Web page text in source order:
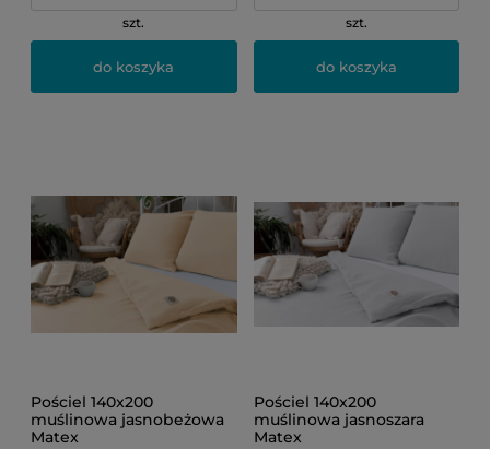
szt.
do koszyka
szt.
do koszyka
Pościel 140x200
muślinowa jasnobeżowa
Matex
Pościel 140x200
muślinowa jasnoszara
Matex